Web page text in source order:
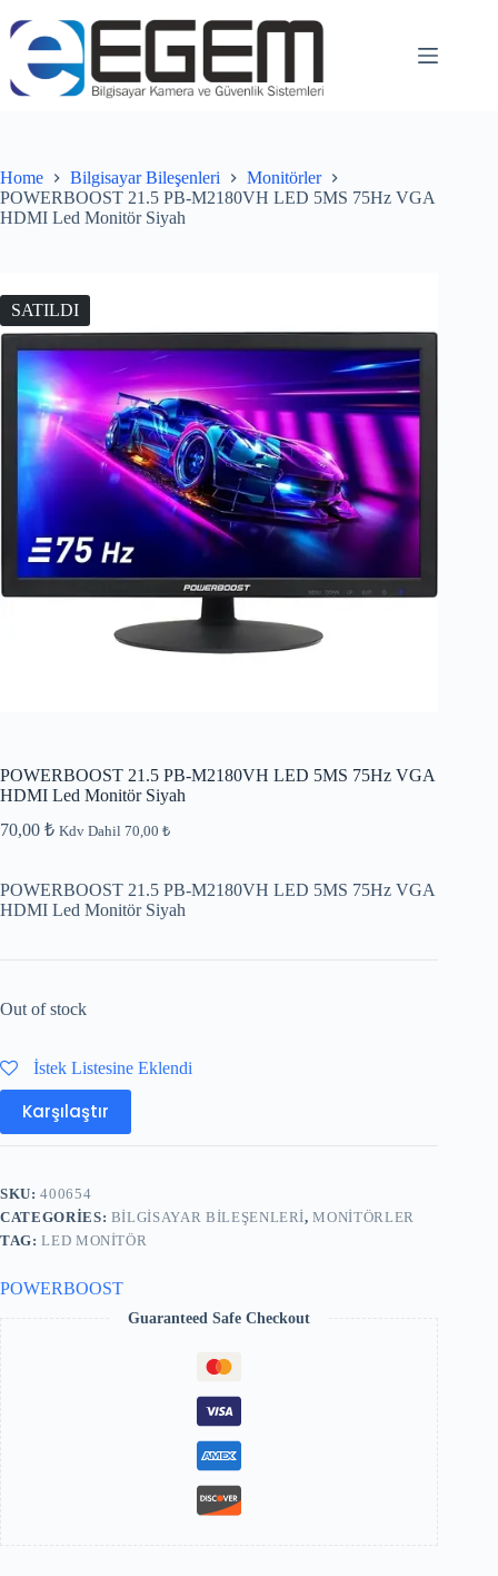
Home Bilgisayar Bileşenleri
Monitörler
POWERBOOST 21.5 PB-M2180VH LED 5MS 75Hz VGA
HDMI Led Monitör Siyah
SATILDI
POWERBOOST 21.5 PB-M2180VH LED 5MS 75Hz VGA
HDMI Led Monitör Siyah
70,00 ₺ Kdv Dahil 70,00 ₺
POWERBOOST 21.5 PB-M2180VH LED 5MS 75Hz VGA
HDMI Led Monitör Siyah
Out of stock
İstek Listesine Eklendi
Karşılaştır
SKU:400654
CATEGORIES: BILGISAYAR BILEŞENLERI,MONITÖRLER
TAG:LED MONITÖR
POWERBOOST
Guaranteed Safe Checkout